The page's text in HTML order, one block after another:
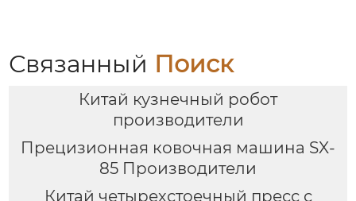
Связанный Поиск
Китай кузнечный робот
производители
Прецизионная ковочная машина SX-
85 Производители
Китай четырехстоечный пресс с